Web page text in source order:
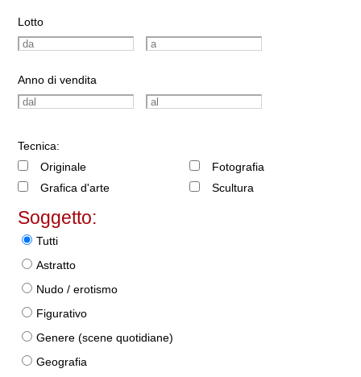
Lotto
Anno di vendita
Tecnica:
Originale
Grafica d'arte
Fotografia
Scultura
Soggetto:
Tutti
Astratto
Nudo / erotismo
Figurativo
Genere (scene quotidiane)
Geografia